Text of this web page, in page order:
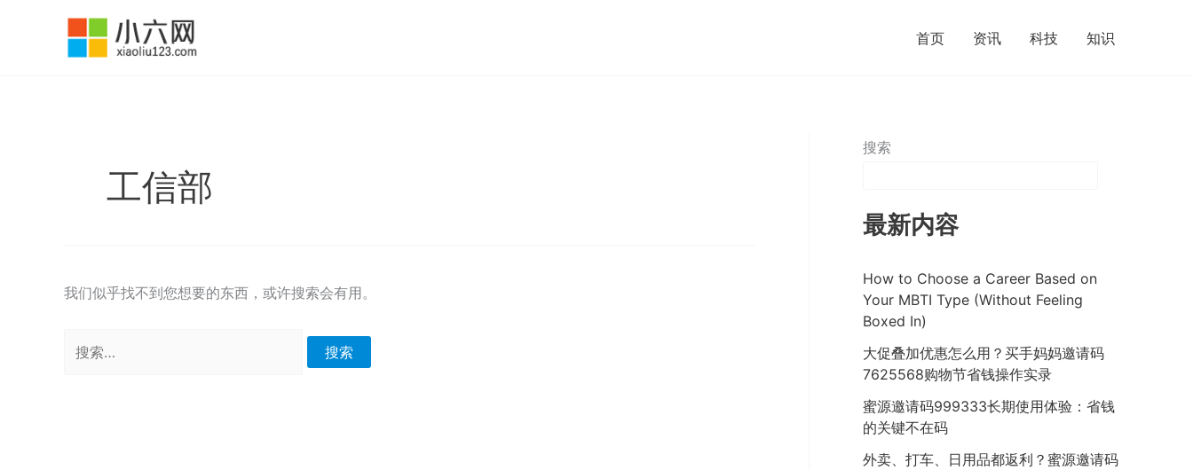
首页 资讯 科技 知识
工信部
我们似乎找不到您想要的东西，或许搜索会有用。
索：
搜索
最新内容
How to Choose a Career Based on
Your MBTI Type (Without Feeling
Boxed In)
大促叠加优惠怎么用？买手妈妈邀请码
7625568购物节省钱操作实录
蜜源邀请码999333长期使用体验：省钱
的关键不在码
外卖、打车、日用品都返利？蜜源邀请码